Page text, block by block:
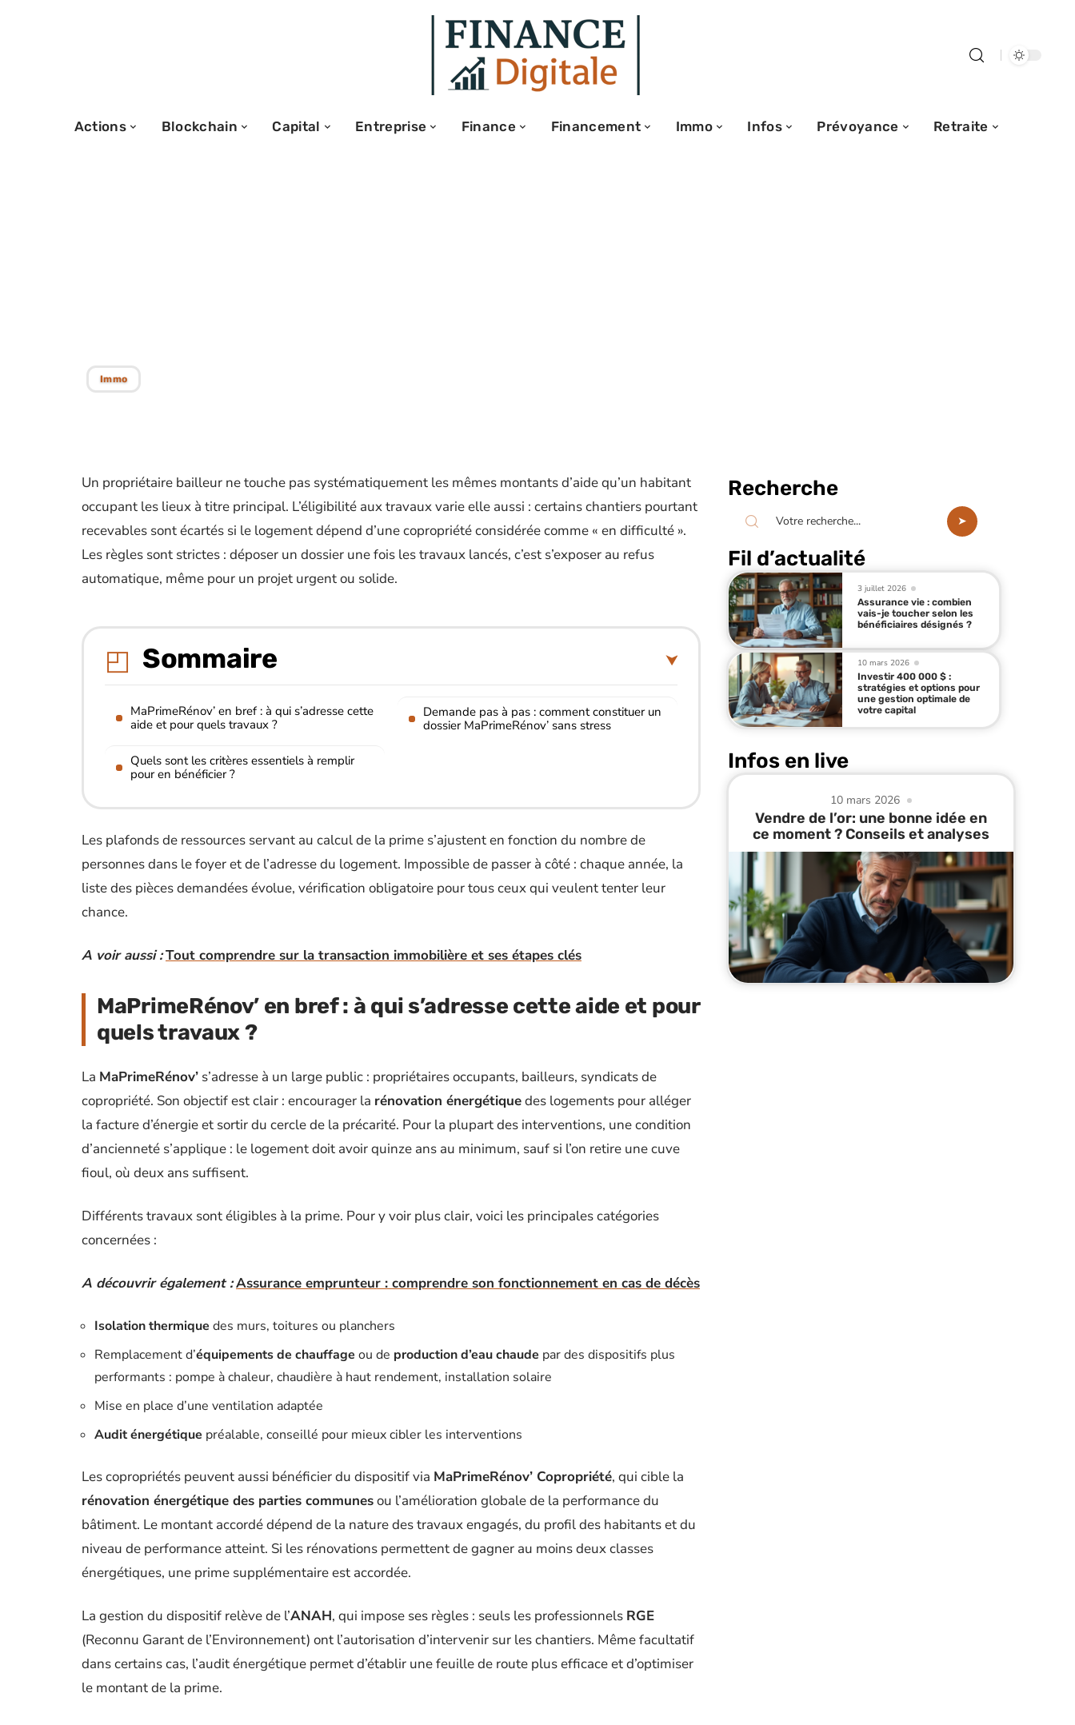
Actions Blockchain Capital Entreprise Finance Financement Immo Infos Prévoyance Retraite
Immo
Un propriétaire bailleur ne touche pas systématiquement les mêmes montants d’aide qu’un habitant
occupant les lieux à titre principal. L’éligibilité aux travaux varie elle aussi : certains chantiers pourtant
recevables sont écartés si le logement dépend d’une copropriété considérée comme « en difficulté ».
Les règles sont strictes : déposer un dossier une fois les travaux lancés, c’est s’exposer au refus
automatique, même pour un projet urgent ou solide.
Sommaire
MaPrimeRénov’ en bref : à qui s’adresse cette
aide et pour quels travaux ?
Quels sont les critères essentiels à remplir
pour en bénéficier ?
Demande pas à pas : comment constituer un
dossier MaPrimeRénov’ sans stress
Les plafonds de ressources servant au calcul de la prime s’ajustent en fonction du nombre de
personnes dans le foyer et de l’adresse du logement. Impossible de passer à côté : chaque année, la
liste des pièces demandées évolue, vérification obligatoire pour tous ceux qui veulent tenter leur
chance.
A voir aussi :Tout comprendre sur la transaction immobilière et ses étapes clés
MaPrimeRénov’ en bref : à qui s’adresse cette aide et pour
quels travaux ?
La MaPrimeRénov’ s’adresse à un large public : propriétaires occupants, bailleurs, syndicats de
copropriété. Son objectif est clair : encourager la rénovation énergétiquedes logements pour alléger
la facture d’énergie et sortir du cercle de la précarité. Pour la plupart des interventions, une condition
d’ancienneté s’applique : le logement doit avoir quinze ans au minimum, sauf si l’on retire une cuve
fioul, où deux ans suffisent.
Différents travaux sont éligibles à la prime. Pour y voir plus clair, voici les principales catégories
concernées :
A découvrir également :Assurance emprunteur : comprendre son fonctionnement en cas de décès
Isolation thermique des murs, toitures ou planchers
Remplacement d’équipements de chauffage ou de production d’eau chaude par des dispositifs plus
performants : pompe à chaleur, chaudière à haut rendement, installation solaire
Mise en place d’une ventilation adaptée
Audit énergétique préalable, conseillé pour mieux cibler les interventions
Les copropriétés peuvent aussi bénéficier du dispositif via MaPrimeRénov’ Copropriété, qui cible la
rénovation énergétique des parties communesou l’amélioration globale de la performance du
bâtiment. Le montant accordé dépend de la nature des travaux engagés, du profil des habitants et du
niveau de performance atteint. Si les rénovations permettent de gagner au moins deux classes
énergétiques, une prime supplémentaire est accordée.
La gestion du dispositif relève de l’ANAH, qui impose ses règles : seuls les professionnels RGE
(Reconnu Garant de l’Environnement) ont l’autorisation d’intervenir sur les chantiers. Même facultatif
dans certains cas, l’audit énergétique permet d’établir une feuille de route plus efficace et d’optimiser
le montant de la prime.
Recherche
Fil d’actualité
3 juillet 2026
Assurance vie : combien
vais-je toucher selon les
bénéficiaires désignés ?
10 mars 2026
Investir 400 000 $ :
stratégies et options pour
une gestion optimale de
votre capital
Infos en live
10 mars 2026
Vendre de l’or: une bonne idée en
ce moment ? Conseils et analyses